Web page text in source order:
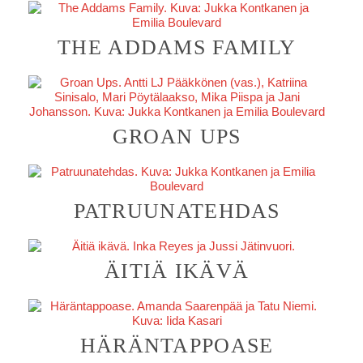
THE ADDAMS FAMILY
GROAN UPS
PATRUUNATEHDAS
ÄITIÄ IKÄVÄ
HÄRÄNTAPPOASE